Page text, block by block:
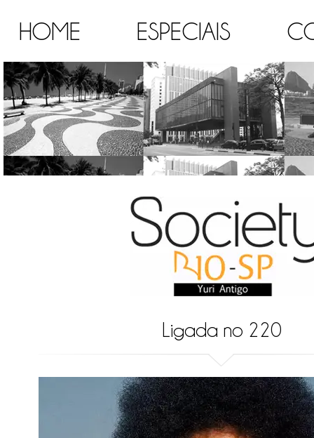
HOME ESPECIAIS
Ligada no 220